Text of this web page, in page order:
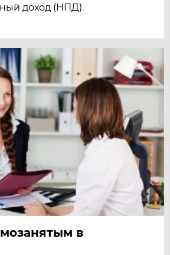
доход (НПД).
в